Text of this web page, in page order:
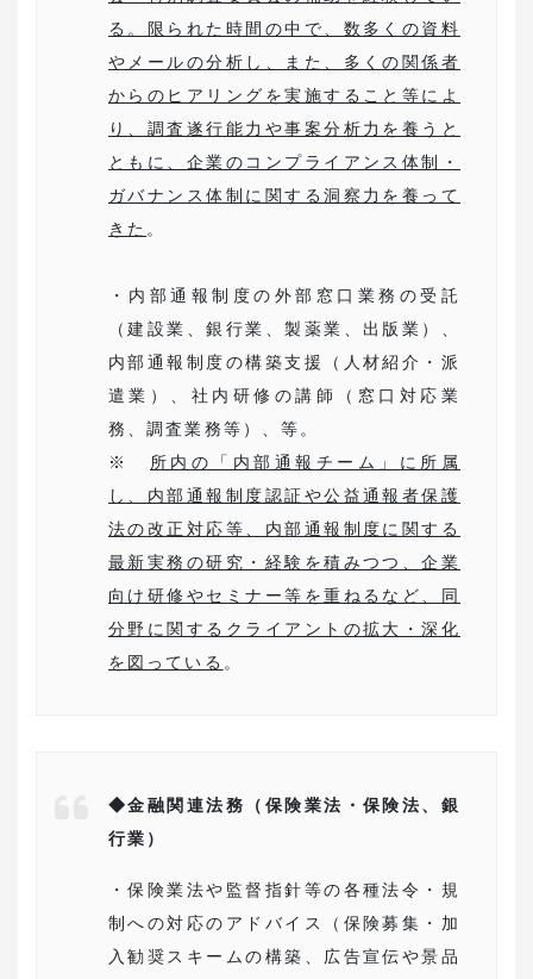
る。限られた時間の中で、数多くの資料
やメールの分析し、また、多くの関係者
からのヒアリングを実施すること等によ
り、調査遂行能力や事案分析力を養うと
ともに、企業のコンプライアンス体制・
ガバナンス体制に関する洞察力を養って
きた 。
・内部通報制度の外部窓口業務の受託
（建設業、銀行業、製薬業、出版業）、
内部通報制度の構築支援（人材紹介・派
遣業）、社内研修の講師（窓口対応業
務、調査業務等）、等。
※ 所内の「内部通報チーム」に所属
し、内部通報制度認証や公益通報者保護
法の改正対応等、内部通報制度に関する
最新実務の研究・経験を積みつつ、企業
向け研修やセミナー等を重ねるなど、同
分野に関するクライアントの拡大・深化
を図っている 。
◆金融関連法務（保険業法・保険法、銀
行業）
・保険業法や監督指針等の各種法令・規
制への対応のアドバイス（保険募集・加
入勧奨スキームの構築、広告宣伝や景品